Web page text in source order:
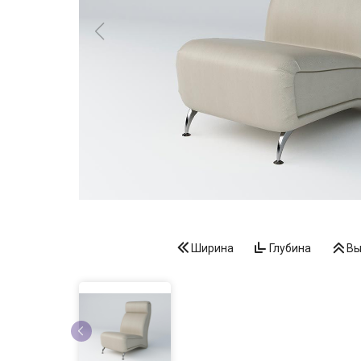
Ширина Глубина